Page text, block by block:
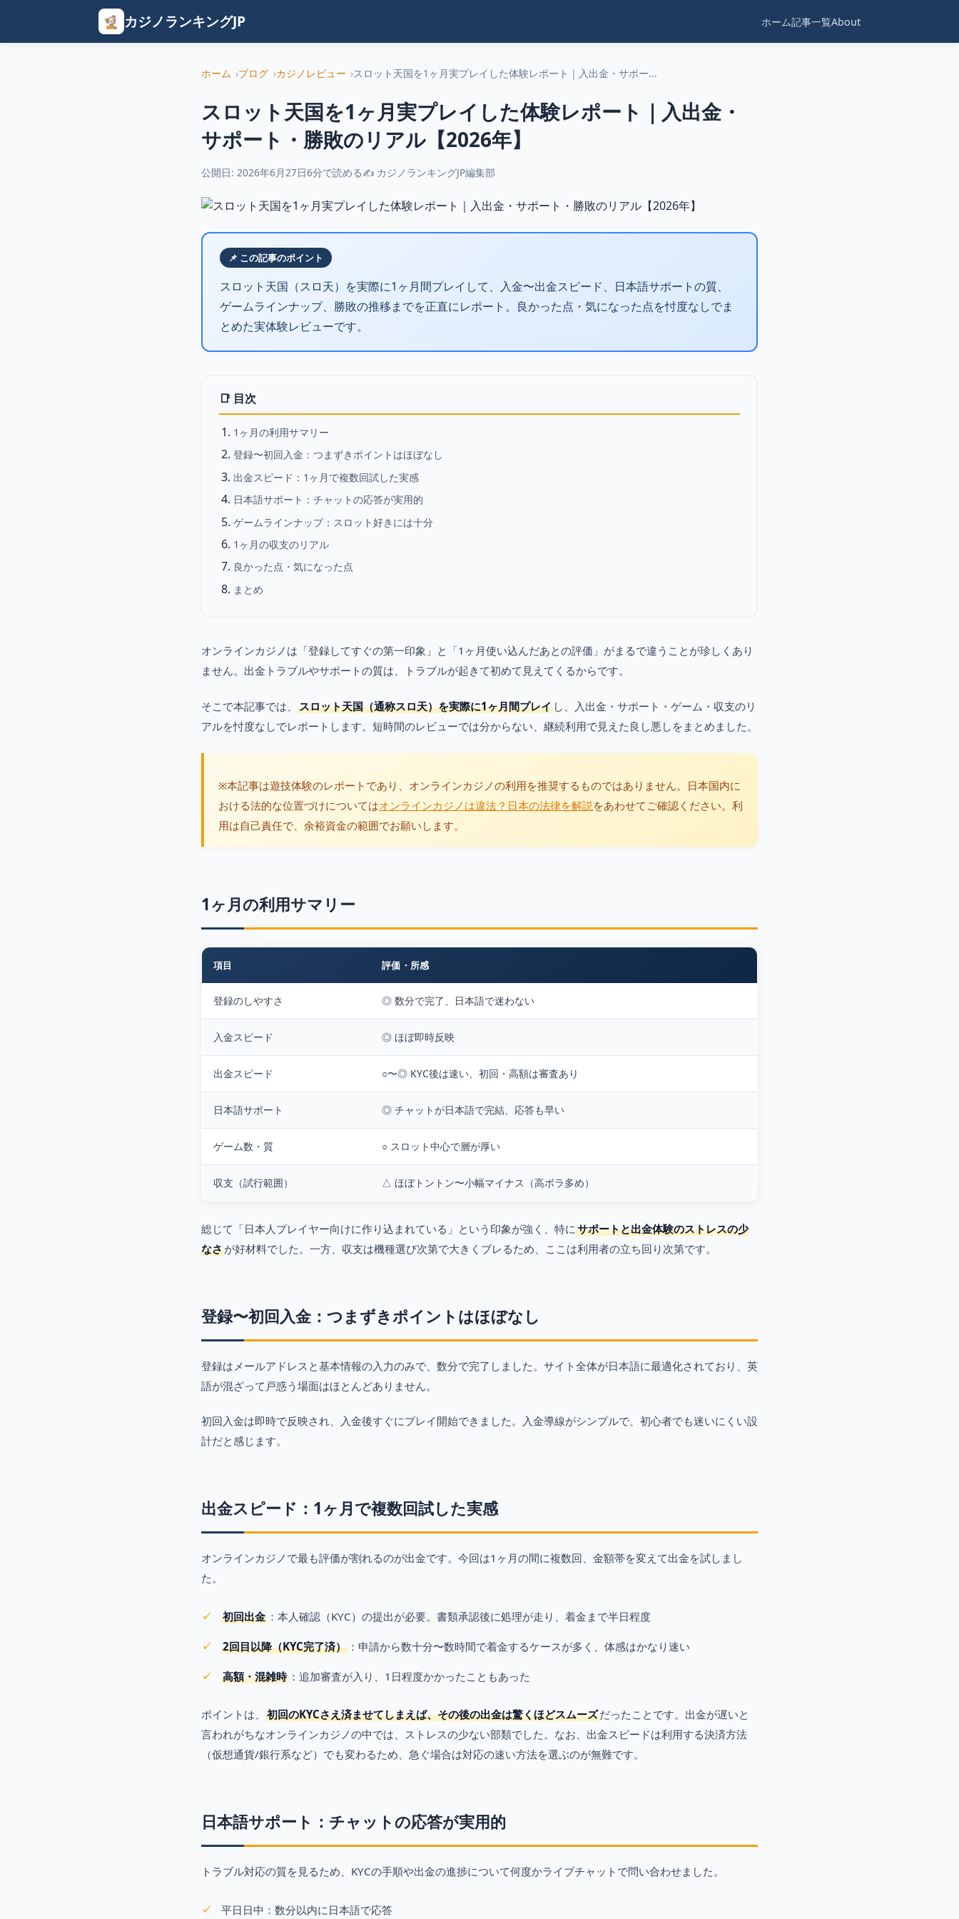
カジノランキングJP ホーム記事一覧About
ホーム ブログ カジノレビュー スロット天国を1ヶ月実プレイした体験レポート｜入出金・サポー...
スロット天国を1ヶ月実プレイした体験レポート｜入出金・
サポート・勝敗のリアル【2026年】
公開日: 2026年6月27日6分で読める✍ カジノランキングJP編集部
📌 この記事のポイント
スロット天国（スロ天）を実際に1ヶ月間プレイして、入金〜出金スピード、日本語サポートの質、
ゲームラインナップ、勝敗の推移までを正直にレポート。良かった点・気になった点を忖度なしでま
とめた実体験レビューです。
📑 目次
1ヶ月の利用サマリー
登録〜初回入金：つまずきポイントはほぼなし
出金スピード：1ヶ月で複数回試した実感
日本語サポート：チャットの応答が実用的
ゲームラインナップ：スロット好きには十分
1ヶ月の収支のリアル
良かった点・気になった点
まとめ
オンラインカジノは「登録してすぐの第一印象」と「1ヶ月使い込んだあとの評価」がまるで違うことが珍しくあり
ません。出金トラブルやサポートの質は、トラブルが起きて初めて見えてくるからです。
そこで本記事では、 スロット天国（通称スロ天）を実際に1ヶ月間プレイ し、入出金・サポート・ゲーム・収支のリ
アルを忖度なしでレポートします。短時間のレビューでは分からない、継続利用で見えた良し悪しをまとめました。
※本記事は遊技体験のレポートであり、オンラインカジノの利用を推奨するものではありません。日本国内に
おける法的な位置づけについてはオンラインカジノは違法？日本の法律を解説 をあわせてご確認ください。利
用は自己責任で、余裕資金の範囲でお願いします。
1ヶ月の利用サマリー
項目 評価・所感
登録のしやすさ ◎ 数分で完了、日本語で迷わない
入金スピード ◎ ほぼ即時反映
出金スピード ○〜◎ KYC後は速い、初回・高額は審査あり
日本語サポート ◎ チャットが日本語で完結、応答も早い
ゲーム数・質 ○ スロット中心で層が厚い
収支（試行範囲） △ ほぼトントン〜小幅マイナス（高ボラ多め）
総じて「日本人プレイヤー向けに作り込まれている」という印象が強く、特に サポートと出金体験のストレスの少
なさが好材料でした。一方、収支は機種選び次第で大きくブレるため、ここは利用者の立ち回り次第です。
登録〜初回入金：つまずきポイントはほぼなし
登録はメールアドレスと基本情報の入力のみで、数分で完了しました。サイト全体が日本語に最適化されており、英
語が混ざって戸惑う場面はほとんどありません。
初回入金は即時で反映され、入金後すぐにプレイ開始できました。入金導線がシンプルで、初心者でも迷いにくい設
計だと感じます。
出金スピード：1ヶ月で複数回試した実感
オンラインカジノで最も評価が割れるのが出金です。今回は1ヶ月の間に複数回、金額帯を変えて出金を試しまし
た。
初回出金 ：本人確認（KYC）の提出が必要。書類承認後に処理が走り、着金まで半日程度
2回目以降（KYC完了済） ：申請から数十分〜数時間で着金するケースが多く、体感はかなり速い
高額・混雑時 ：追加審査が入り、1日程度かかったこともあった
ポイントは、 初回のKYCさえ済ませてしまえば、その後の出金は驚くほどスムーズだったことです。出金が遅いと
言われがちなオンラインカジノの中では、ストレスの少ない部類でした。なお、出金スピードは利用する決済方法
（仮想通貨/銀行系など）でも変わるため、急ぐ場合は対応の速い方法を選ぶのが無難です。
日本語サポート：チャットの応答が実用的
トラブル対応の質を見るため、KYCの手順や出金の進捗について何度かライブチャットで問い合わせました。
平日日中：数分以内に日本語で応答